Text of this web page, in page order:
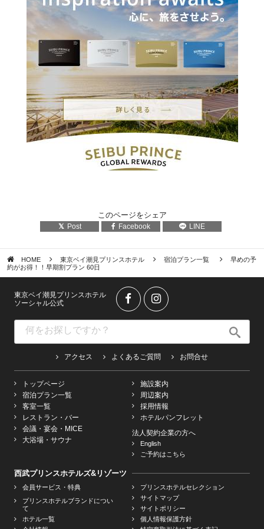
このページをシェア
Post Facebook LINE
HOME 東京ベイ潮見プリンスホテル 宿泊プラン一覧
早めの予
約がお得！！早期割プラン 60日
東京ベイ潮見プリンスホテル
ソーシャル公式
アクセス よくあるご質問 お問合せ
トップページ
宿泊プラン一覧
客室一覧
レストラン・バー
会議・宴会・MICE
大浴場・サウナ
施設案内
周辺案内
採用情報
ホテルパンフレット
法人契約企業の方へ
English
ご予約はこちら
西武プリンスホテルズ&リゾーツ
会員サービス・特典
プリンスホテルブランドについ
て
ホテル一覧
プリンスホテルセレクション
サイトマップ
サイトポリシー
個人情報保護方針